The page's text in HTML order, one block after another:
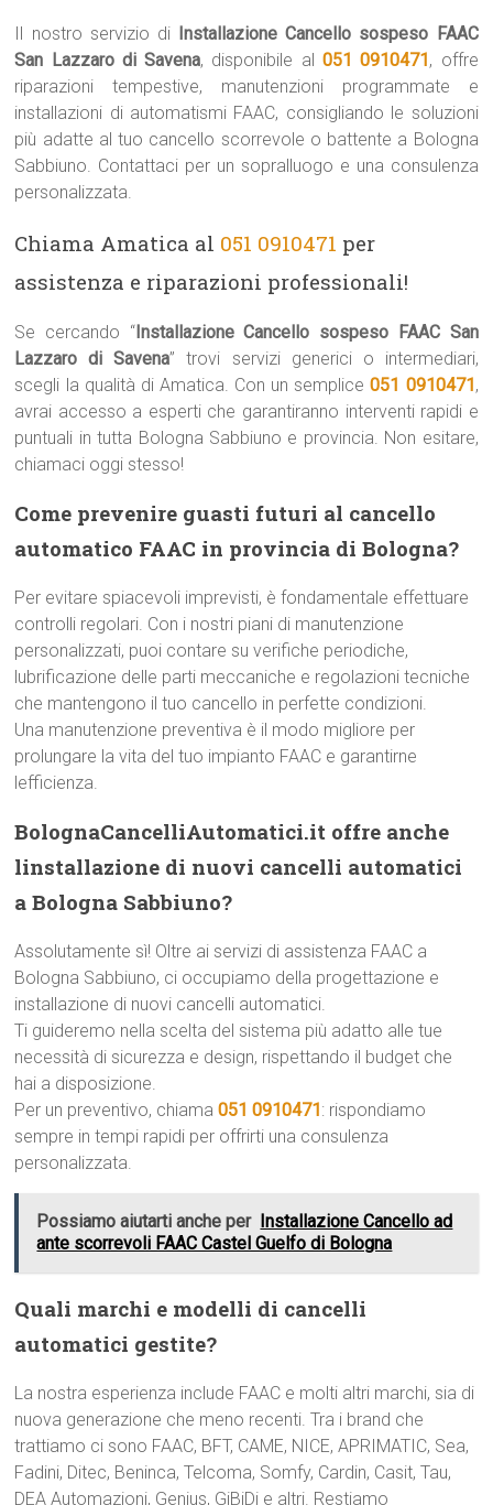
Il nostro servizio di Installazione Cancello sospeso FAAC
San Lazzaro di Savena, disponibile al051 0910471, offre
riparazioni tempestive, manutenzioni programmate e
installazioni di automatismi FAAC, consigliando le soluzioni
più adatte al tuo cancello scorrevole o battente a Bologna
Sabbiuno. Contattaci per un sopralluogo e una consulenza
personalizzata.
Chiama Amatica al 051 0910471 per
assistenza e riparazioni professionali!
Se cercando “Installazione Cancello sospeso FAAC San
Lazzaro di Savena” trovi servizi generici o intermediari,
scegli la qualità di Amatica. Con un semplice051 0910471,
avrai accesso a esperti che garantiranno interventi rapidi e
puntuali in tutta Bologna Sabbiuno e provincia. Non esitare,
chiamaci oggi stesso!
Come prevenire guasti futuri al cancello
automatico FAAC in provincia di Bologna?
Per evitare spiacevoli imprevisti, è fondamentale effettuare
controlli regolari. Con i nostri piani di manutenzione
personalizzati, puoi contare su verifiche periodiche,
lubrificazione delle parti meccaniche e regolazioni tecniche
che mantengono il tuo cancello in perfette condizioni.
Una manutenzione preventiva è il modo migliore per
prolungare la vita del tuo impianto FAAC e garantirne
lefficienza.
BolognaCancelliAutomatici.it offre anche
linstallazione di nuovi cancelli automatici
a Bologna Sabbiuno?
Assolutamente sì! Oltre ai servizi di assistenza FAAC a
Bologna Sabbiuno, ci occupiamo della progettazione e
installazione di nuovi cancelli automatici.
Ti guideremo nella scelta del sistema più adatto alle tue
necessità di sicurezza e design, rispettando il budget che
hai a disposizione.
Per un preventivo, chiama051 0910471: rispondiamo
sempre in tempi rapidi per offrirti una consulenza
personalizzata.
Possiamo aiutarti anche per Installazione Cancello ad
ante scorrevoli FAAC Castel Guelfo di Bologna
Quali marchi e modelli di cancelli
automatici gestite?
La nostra esperienza include FAAC e molti altri marchi, sia di
nuova generazione che meno recenti. Tra i brand che
trattiamo ci sono FAAC, BFT, CAME, NICE, APRIMATIC, Sea,
Fadini, Ditec, Beninca, Telcoma, Somfy, Cardin, Casit, Tau,
DEA Automazioni, Genius, GiBiDi e altri. Restiamo